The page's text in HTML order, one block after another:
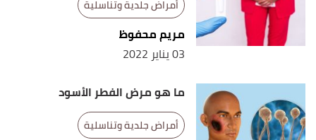
أمراض جلدية وتناسلية
مريم محفوظ
03 يناير 2022
ما هو مرض الفطر الأسود
أمراض جلدية وتناسلية